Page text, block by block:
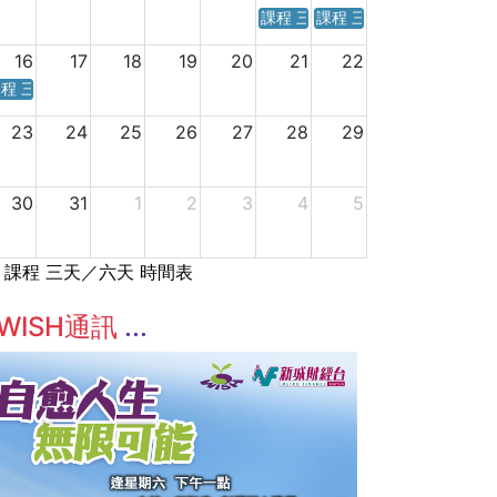
課程 三天／六天 時間表
課程 三天／六天 時間表
16 17 18 19 20 21 22
三天／六天 時間表
23 24 25 26 27 28 29
30 31 1 2 3 4 5
課程 三天／六天 時間表
通訊